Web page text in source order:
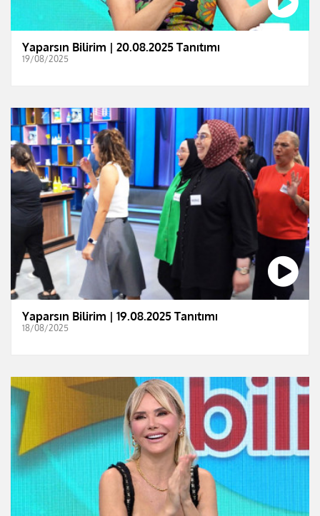
Yaparsın Bilirim | 20.08.2025 Tanıtımı
19/08/2025
Yaparsın Bilirim | 19.08.2025 Tanıtımı
18/08/2025